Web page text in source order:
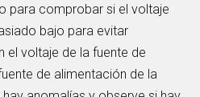
para comprobar si el voltaje
bajo para evitar
el voltaje de la fuente de
de alimentación de la